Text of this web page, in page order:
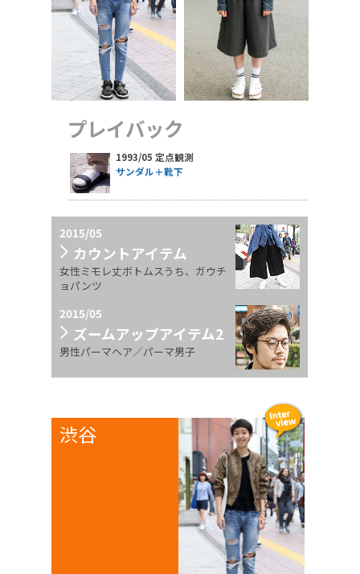
プレイバック
1993/05 定点観測
サンダル＋靴下
2015/05
カウントアイテム
女性ミモレ丈ボトムスうち、ガウチ
ョパンツ
2015/05
ズームアップアイテム2
男性パーマヘア／パーマ男子
渋谷